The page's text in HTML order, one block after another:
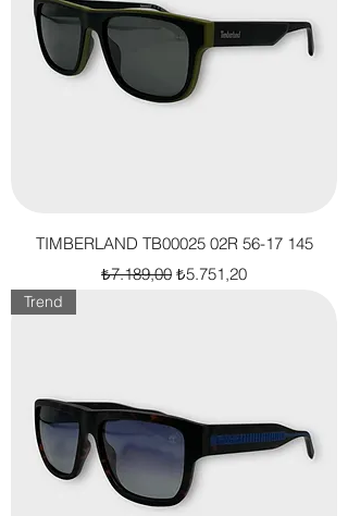
TIMBERLAND TB00025 02R 56-17 145
Normal Fiyat
₺7.189,00 İndirimli Fiyat
₺5.751,20
Trend